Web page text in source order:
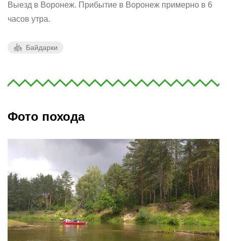
Выезд в Воронеж. Прибытие в Воронеж примерно в 6
часов утра.
Байдарки
Фото похода